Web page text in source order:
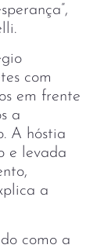
com
em frente
a
A hóstia
e levada
a
como a